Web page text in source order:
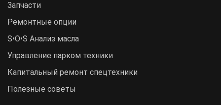
Запчасти
Ремонтные опции
S•O•S Анализ масла
Управление парком техники
Капитальный ремонт спецтехники
Полезные советы